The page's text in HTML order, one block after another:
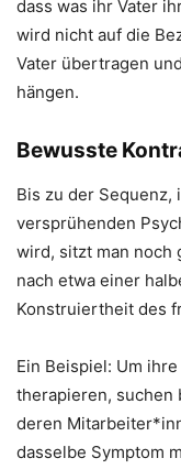
dass was ihr Vater
wird nicht auf die
Vater übertragen
hängen.
Bewusste
Bis zu der Sequenz,
versprühenden
wird, sitzt man noch
nach etwa einer
Konstruiertheit des
Ein Beispiel: Um
therapieren, suchen
deren
dasselbe Symptom